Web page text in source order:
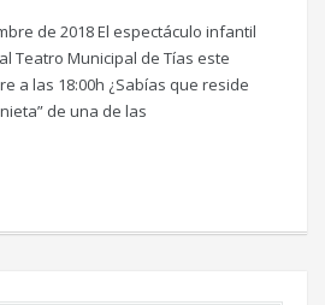
de 2018 El espectáculo infantil
Teatro Municipal de Tías este
a las 18:00h ¿Sabías que reside
de una de las